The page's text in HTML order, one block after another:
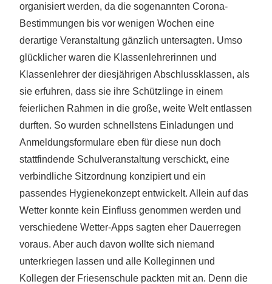
organisiert werden, da die sogenannten Corona-
Bestimmungen bis vor wenigen Wochen eine
derartige Veranstaltung gänzlich untersagten. Umso
glücklicher waren die Klassenlehrerinnen und
Klassenlehrer der diesjährigen Abschlussklassen, als
sie erfuhren, dass sie ihre Schützlinge in einem
feierlichen Rahmen in die große, weite Welt entlassen
durften. So wurden schnellstens Einladungen und
Anmeldungsformulare eben für diese nun doch
stattfindende Schulveranstaltung verschickt, eine
verbindliche Sitzordnung konzipiert und ein
passendes Hygienekonzept entwickelt. Allein auf das
Wetter konnte kein Einfluss genommen werden und
verschiedene Wetter-Apps sagten eher Dauerregen
voraus. Aber auch davon wollte sich niemand
unterkriegen lassen und alle Kolleginnen und
Kollegen der Friesenschule packten mit an. Denn die